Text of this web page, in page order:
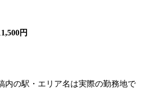
円
の駅・エリア名は実際の勤務地で